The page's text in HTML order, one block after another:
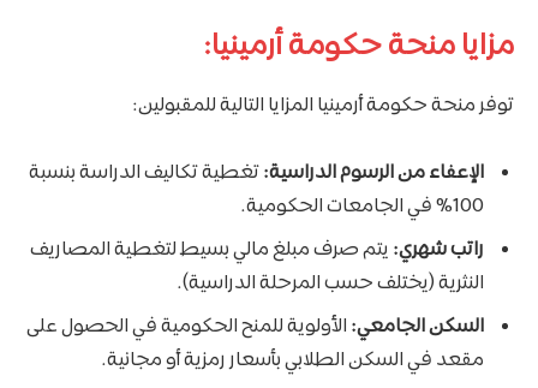
مزايا منحة حكومة أرمينيا:
توفر منحة حكومة أرمينيا المزايا التالية للمقبولين:
الإعفاء من الرسوم الدراسية:تغطية تكاليف الدراسة بنسبة
100% في الجامعات الحكومية.
راتب شهري: يتم صرف مبلغ مالي بسيط لتغطية المصاريف
النثرية (يختلف حسب المرحلة الدراسية).
السكن الجامعي: الأولوية للمنح الحكومية في الحصول على
مقعد في السكن الطلابي بأسعار رمزية أو مجانية.